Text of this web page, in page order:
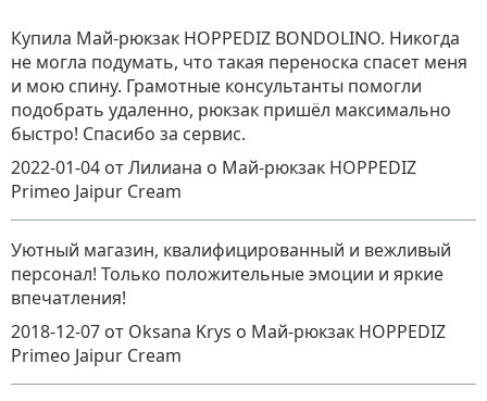
Купила Май-рюкзак HOPPEDIZ BONDOLINO. Никогда
не могла подумать, что такая переноска спасет меня
и мою спину. Грамотные консультанты помогли
подобрать удаленно, рюкзак пришёл максимально
быстро! Спасибо за сервис.
2022-01-04 от Лилиана о Май-рюкзак HOPPEDIZ
Primeo Jaipur Cream
Уютный магазин, квалифицированный и вежливый
персонал! Только положительные эмоции и яркие
впечатления!
2018-12-07 от Oksana Krys о Май-рюкзак HOPPEDIZ
Primeo Jaipur Cream